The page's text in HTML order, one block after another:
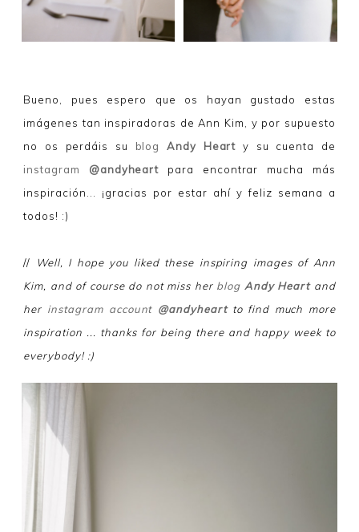
Bueno, pues espero que os hayan gustado estas
imágenes tan inspiradoras de Ann Kim, y por supuesto
no os perdáis su blogAndy Heart y su cuenta de
instagram
@andyheart para encontrar mucha más
inspiración... ¡gracias por estar ahí y feliz semana a
todos! :)
//
Well, I hope you liked these inspiring images of Ann
Kim, and of course do not miss her blog Andy Heartand
her instagram account @andyheartto find much more
inspiration ... thanks for being there and happy week to
everybody! :)